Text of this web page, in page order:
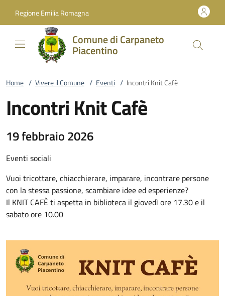
Regione Emilia Romagna
Comune di Carpaneto
Piacentino
Home / Vivere il Comune / Eventi / Incontri Knit Cafè
Incontri Knit Cafè
19 febbraio 2026
Eventi sociali
Vuoi tricottare, chiacchierare, imparare, incontrare persone
con la stessa passione, scambiare idee ed esperienze?
Il KNIT CAFÈ ti aspetta in biblioteca il giovedì ore 17.30 e il
sabato ore 10.00